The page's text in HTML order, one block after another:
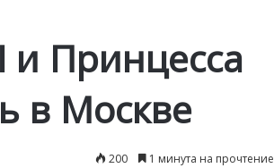
и Принцесса
в Москве
200 1 минута на прочтение